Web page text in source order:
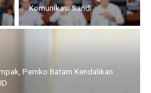
Pemko Batam Kendalikan Inflasi
Lewat Kolaborasi TPID
Resmikan Gedung Arsip